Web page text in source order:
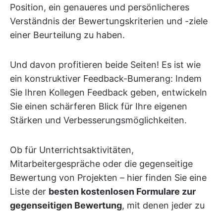
Position, ein genaueres und persönlicheres
Verständnis der Bewertungskriterien und -ziele
einer Beurteilung zu haben.
Und davon profitieren beide Seiten! Es ist wie
ein konstruktiver Feedback-Bumerang: Indem
Sie Ihren Kollegen Feedback geben, entwickeln
Sie einen schärferen Blick für Ihre eigenen
Stärken und Verbesserungsmöglichkeiten.
Ob für Unterrichtsaktivitäten,
Mitarbeitergespräche oder die gegenseitige
Bewertung von Projekten – hier finden Sie eine
Liste der besten kostenlosen Formulare zur
gegenseitigen Bewertung, mit denen jeder zu